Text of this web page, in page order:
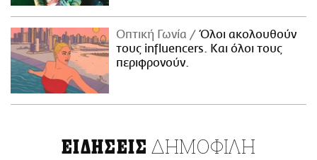
Οπτική Γωνία
Όλοι ακολουθούν
τους influencers. Και όλοι τους
περιφρονούν.
ΕΙΔΗΣΕΙΣ ΔΗΜΟΦΙΛΗ